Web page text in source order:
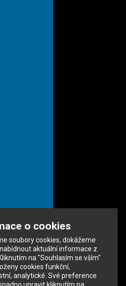
o cookies
soubory cookies, dokážeme
aktuální informace z
na "Souhlasím se vším"
cookies funkční,
analytické. Své preference